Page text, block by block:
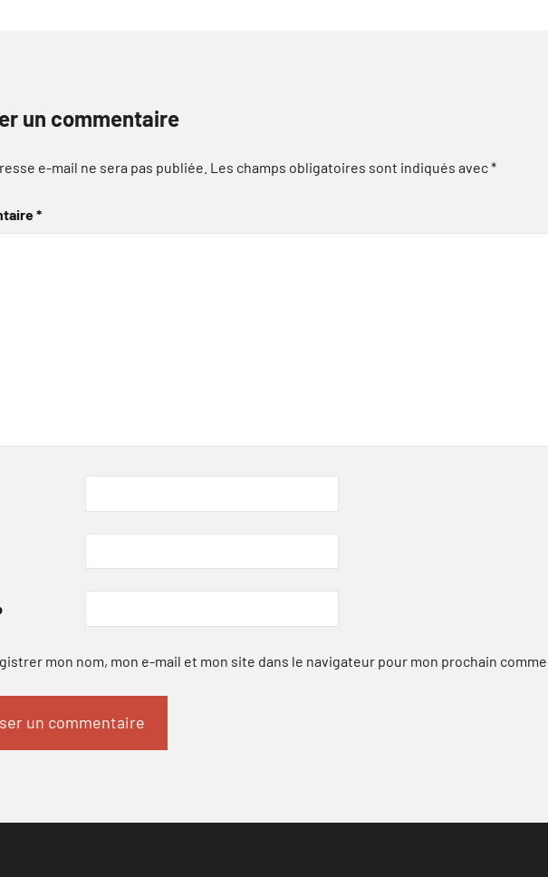
un commentaire
e-mail ne sera pas publiée. Les champs obligatoires sont indiqués avec*
*
mon nom, mon e-mail et mon site dans le navigateur pour mon prochain